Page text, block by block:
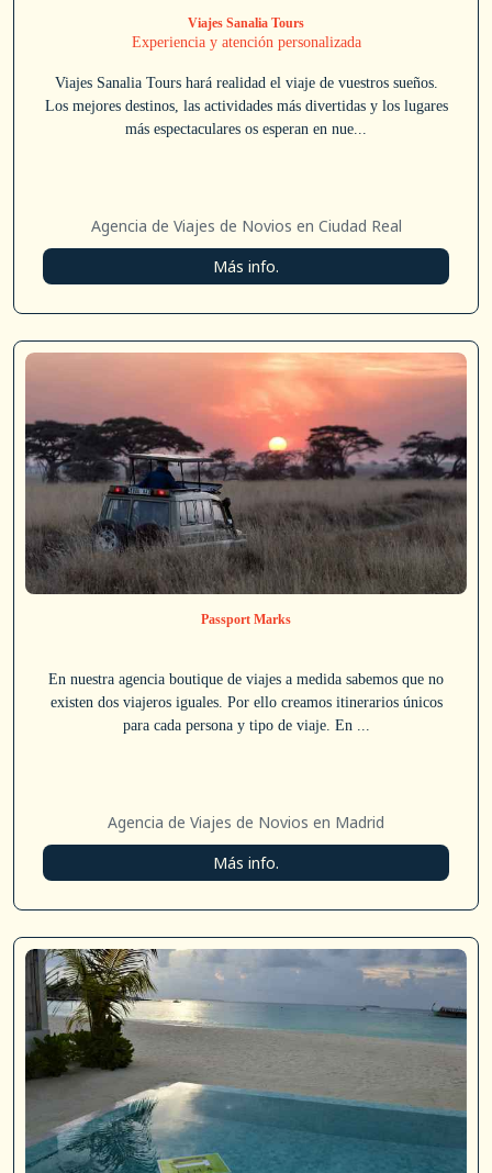
Viajes Sanalia Tours
Experiencia y atención personalizada
Viajes Sanalia Tours hará realidad el viaje de vuestros sueños.
Los mejores destinos, las actividades más divertidas y los lugares
más espectaculares os esperan en nue...
Agencia de Viajes de Novios en Ciudad Real
Más info.
Passport Marks
En nuestra agencia boutique de viajes a medida sabemos que no
existen dos viajeros iguales. Por ello creamos itinerarios únicos
para cada persona y tipo de viaje. En ...
Agencia de Viajes de Novios en Madrid
Más info.